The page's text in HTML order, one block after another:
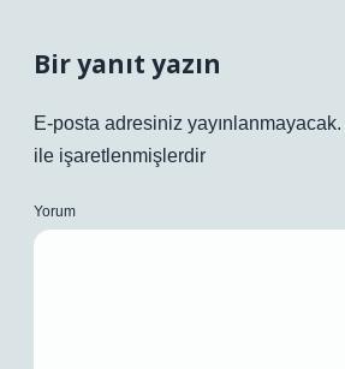
Bir yanıt yazın
E-posta adresiniz yayınlanmayacak.
ile işaretlenmişlerdir
Yorum